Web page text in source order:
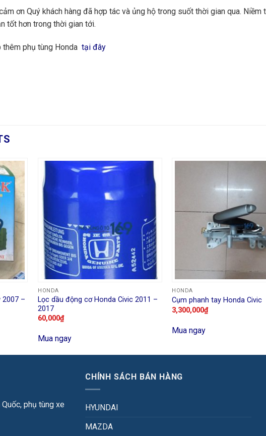
ơn Quý khách hàng đã hợp tác và ủng hộ trong suốt thời gian qua.
tốt hơn trong thời gian tới.
thêm phụ tùng Honda tại đây
2007 –
HONDA
Lọc dầu động cơ Honda Civic 2011 –
2017
60,000₫
Mua ngay
HONDA
Cụm phanh tay Honda Civic
3,300,000₫
Mua ngay
phụ tùng xe
CHÍNH SÁCH BÁN HÀNG
HYUNDAI
MAZDA